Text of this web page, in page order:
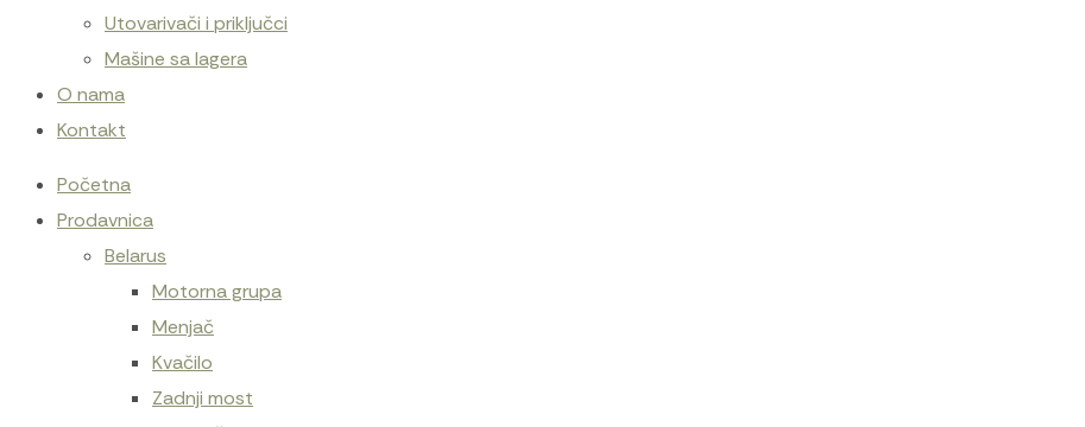
Utovarivači i priključci
Mašine sa lagera
O nama
Kontakt
Početna
Prodavnica
Belarus
Motorna grupa
Menjač
Kvačilo
Zadnji most